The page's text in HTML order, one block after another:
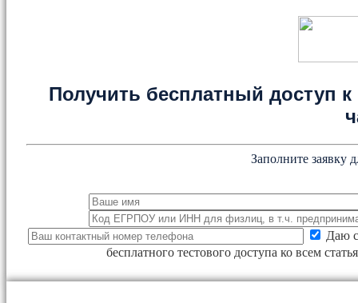
Получить бесплатный доступ к
Заполните заявку
Даю
бесплатного тестового доступа ко всем